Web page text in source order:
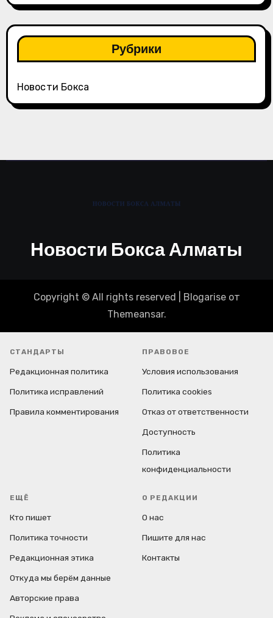
Рубрики
Новости Бокса
Новости Бокса Алматы
Copyright © All rights reserved Blogariseот
Themeansar.
СТАНДАРТЫ
Редакционная политика
Политика исправлений
Правила комментирования
ПРАВОВОЕ
Условия использования
Политика cookies
Отказ от ответственности
Доступность
Политика
конфиденциальности
ЕЩЁ
Кто пишет
Политика точности
Редакционная этика
Откуда мы берём данные
Авторские права
О РЕДАКЦИИ
О нас
Пишите для нас
Контакты